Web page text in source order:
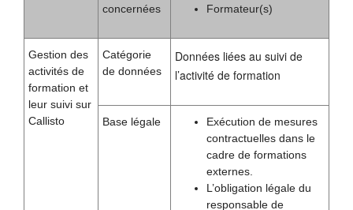
concernées
Formateur(s)
Gestion des
activités de
formation et
leur suivi sur
Callisto
Catégorie
de données
Données liées au suivi de
l’activité de formation
Base légale
Exécution de mesures
contractuelles dans le
cadre de formations
externes.
L’obligation légale du
responsable de